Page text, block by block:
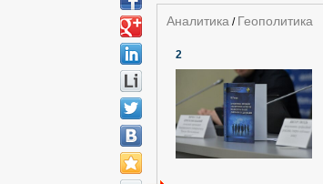
Аналитика / Геополитика
2